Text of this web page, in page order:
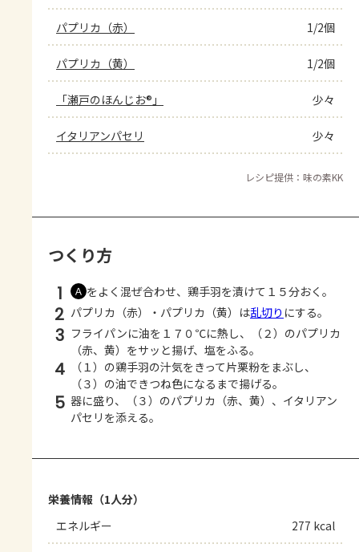
パプリカ（赤） 1/2個
パプリカ（黄） 1/2個
「瀬戸のほんじお®」 少々
イタリアンパセリ 少々
レシピ提供：味の素KK
つくり方
1 Ａ をよく混ぜ合わせ、鶏手羽を漬けて１５分おく。
2 パプリカ（赤）・パプリカ（黄）は乱切り にする。
3 フライパンに油を１７０℃に熱し、（２）のパプリカ
（赤、黄）をサッと揚げ、塩をふる。
4
（１）の鶏手羽の汁気をきって片栗粉をまぶし、
（３）の油できつね色になるまで揚げる。
5 器に盛り、（３）のパプリカ（赤、黄）、イタリアン
パセリを添える。
栄養情報（1人分）
エネルギー
277 kcal